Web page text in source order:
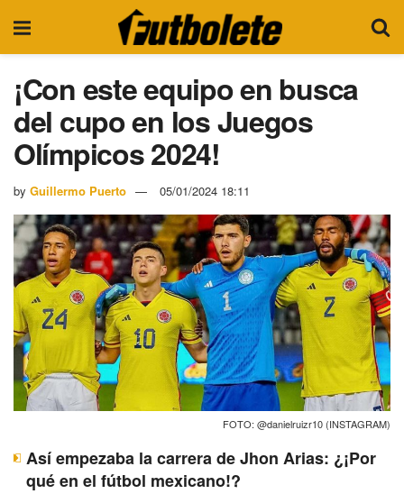
¡Con este equipo en busca
del cupo en los Juegos
Olímpicos 2024!
by Guillermo Puerto 05/01/2024 18:11
FOTO: @danielruizr10 (INSTAGRAM)
Así empezaba la carrera de Jhon Arias: ¿¡Por
qué en el fútbol mexicano!?